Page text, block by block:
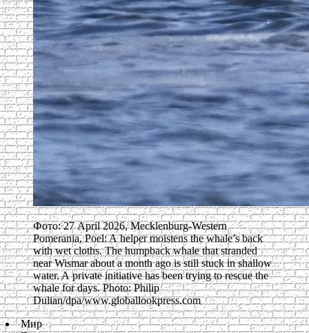
Фото: 27 April 2026, Mecklenburg-Western
Pomerania, Poel: A helper moistens the whale’s back
with wet cloths. The humpback whale that stranded
near Wismar about a month ago is still stuck in shallow
water. A private initiative has been trying to rescue the
whale for days. Photo: Philip
Dulian/dpa/www.globallookpress.com
Мир